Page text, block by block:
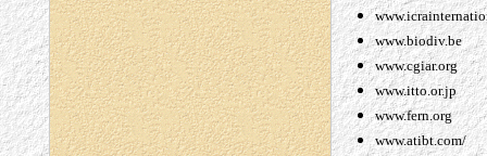
www.biodiv.be
www.cgiar.org
www.itto.or.jp
www.fern.org
www.atibt.com/